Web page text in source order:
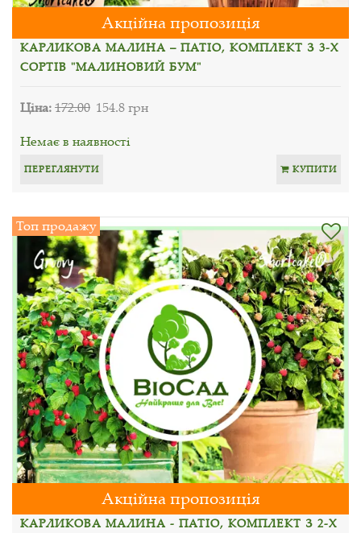
Акційна пропозиція
КАРЛИКОВА МАЛИНА – ПАТІО, КОМПЛЕКТ З 3-Х
СОРТІВ "МАЛИНОВИЙ БУМ"
Ціна:172.00 154.8 грн
Немає в наявності
ПЕРЕГЛЯНУТИ КУПИТИ
Топ продажу
Акційна пропозиція
КАРЛИКОВА МАЛИНА - ПАТІО, КОМПЛЕКТ З 2-Х